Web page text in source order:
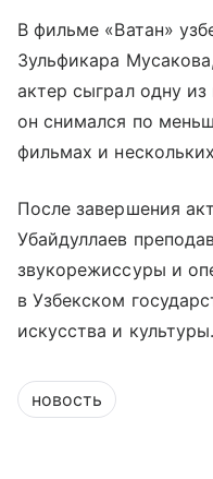
В фильме «Ватан»
Зульфикара
актер сыграл одну
он снимался по
фильмах и
После завершения
Убайдуллаев
звукорежиссуры и
в Узбекском
искусства и культуры.
новость